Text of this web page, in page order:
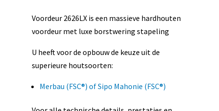
Voordeur 2626LX is een massieve hardhouten
voordeur met luxe borstwering stapeling
U heeft voor de opbouw de keuze uit de
superieure houtsoorten:
Merbau (FSC®) of Sipo Mahonie (FSC®)